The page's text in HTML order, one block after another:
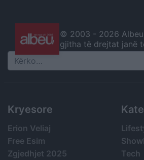
© 2003 - 2026
gjitha të drejtat janë
Search
Kryesore
Erion Veliaj
Free Esim
Zgjedhjet 2025
Tech